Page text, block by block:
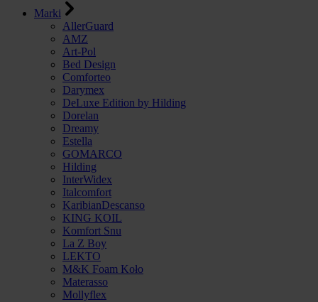
Marki
AllerGuard
AMZ
Art-Pol
Bed Design
Comforteo
Darymex
DeLuxe Edition by Hilding
Dorelan
Dreamy
Estella
GOMARCO
Hilding
InterWidex
Italcomfort
KaribianDescanso
KING KOIL
Komfort Snu
La Z Boy
LEKTO
M&K Foam Koło
Materasso
Mollyflex